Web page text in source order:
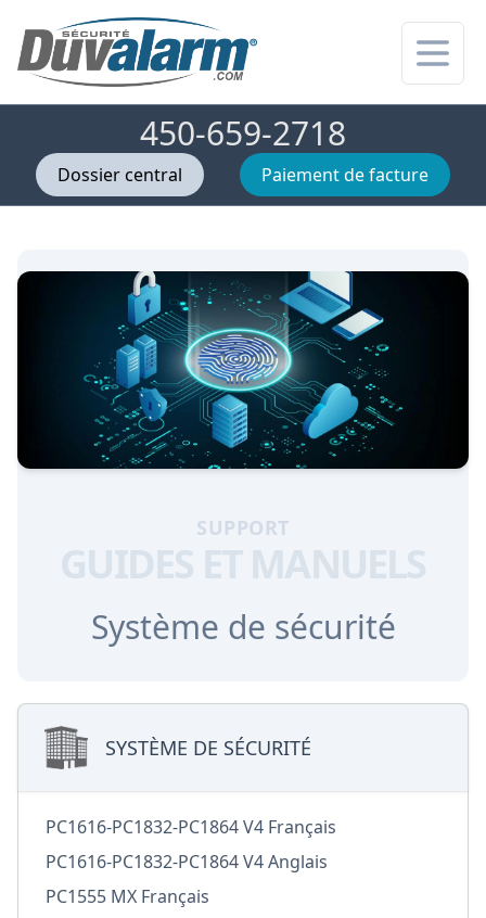
450-659-2718
Dossier central Paiement de facture
SUPPORT
Système de sécurité
SYSTÈME DE SÉCURITÉ
PC1616-PC1832-PC1864 V4 Français
PC1616-PC1832-PC1864 V4 Anglais
PC1555 MX Français